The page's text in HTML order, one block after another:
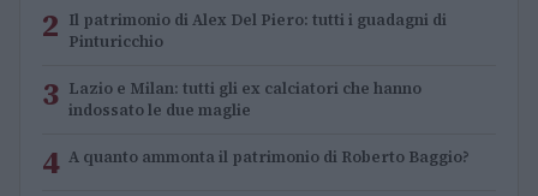
2 Il patrimonio di Alex Del Piero: tutti i guadagni di
Pinturicchio
3 Lazio e Milan: tutti gli ex calciatori che hanno
indossato le due maglie
4 A quanto ammonta il patrimonio di Roberto Baggio?